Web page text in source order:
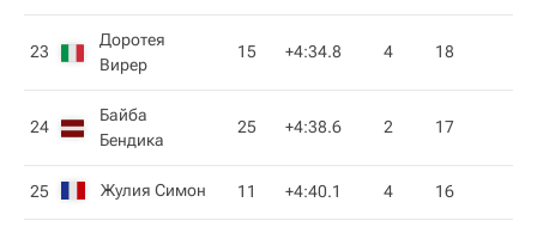
23
Доротея
Вирер
15 +4:34.8 4 18
24
Байба
Бендика
25 +4:38.6 2 17
25 Жулия Симон 11 +4:40.1 4 16